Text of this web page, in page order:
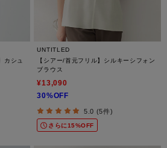
カシュ
UNTITLED
【シアー/首元フリル】シルキーシフォン
ブラウス
¥13,090
30%OFF
5.0 (5件)
さらに15%OFF